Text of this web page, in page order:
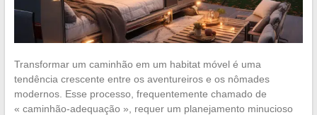
Transformar um caminhão em um habitat móvel é uma
tendência crescente entre os aventureiros e os nômades
modernos. Esse processo, frequentemente chamado de
« caminhão-adequação », requer um planejamento minucioso